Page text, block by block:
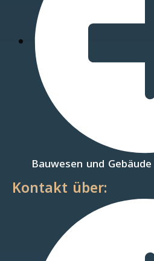
Bauwesen und Gebäude
Kontakt über: